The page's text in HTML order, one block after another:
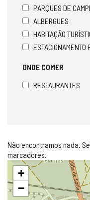
PARQUES DE
ALBERGUES
HABITAÇÃO
ESTACIONAMENTO
ONDE COMER
RESTAURANTES
Não encontramos nada.
marcadores.
Pular
mapa
+
−